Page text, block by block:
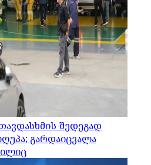
შედეგად
გარდაიცვალა